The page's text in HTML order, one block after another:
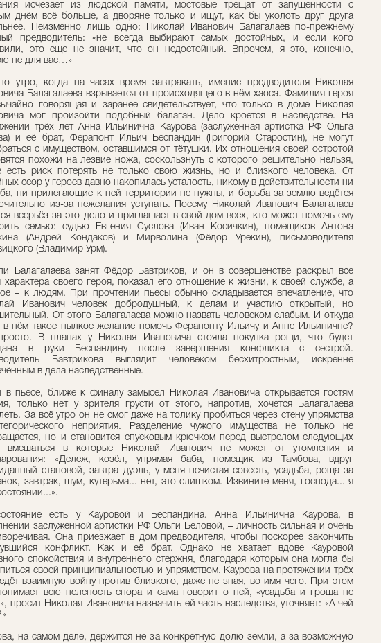
исчезает из людской памяти, мостовые трещат от запущенности с
днём всё больше, а дворяне только и ищут, как бы уколоть друг друга
Неизменно лишь одно: Николай Иванович Балагалаев по-прежнему
предводитель: «не всегда выбирают самых достойных, и если кого
это еще не значит, что он недостойный. Впрочем, я это, конечно,
не для вас…»
утро, когда на часах время завтракать, имение предводителя Николая
Балагалаева взрывается от происходящего в нём хаоса. Фамилия героя
говорящая и заранее свидетельствует, что только в доме Николая
мог произойти подобный балаган. Дело кроется в наследстве. На
трёх лет Анна Ильинична Каурова (заслуженная артистка РФ Ольга
и её брат, Ферапонт Ильич Бecпaндин (Григорий Старостин), не могут
с имуществом, оставшимся от тётушки. Их отношения своей остротой
похожи на лезвие ножа, соскользнуть с которого решительно нельзя,
есть риск потерять не только свою жизнь, но и близкого человека. От
ссор у героев давно накопилась усталость, никому в действительности ни
ни прилегающие к ней территории не нужны, и борьба за землю ведётся
из-за нежелания уступать. Посему Николай Иванович Балагалаев
всерьёз за это дело и приглашает в свой дом всех, кто может помочь ему
семью: судью Евгения Суслова (Иван Косичкин), помещиков Антона
(Андрей Кондаков) и Мирволина (Фёдор Урекин), письмоводителя
(Владимир Урм).
Балагалаева занят Фёдор Бавтриков, и он в совершенстве раскрыл все
характера своего героя, показал его отношение к жизни, к своей службе, а
– к людям. При прочтении пьесы обычно складывается впечатление, что
Иванович человек добродушный, к делам и участию открытый, но
От этого Балагалаева можно назвать человеком слабым. И откуда
в нём такое пылкое желание помочь Ферапонту Ильичу и Анне Ильиничне?
В планах у Николая Ивановича стояла покупка рощи, что будет
в руки Бecпaндину после завершения конфликта с сестрой.
Бавтрикова выглядит человеком бесхитростным, искренне
в дела наследственные.
в пьесе, ближе к финалу замысел Николая Ивановича открывается гостям
только нет у зрителя грусти от этого, напротив, хочется Балагалаева
За всё утро он не смог даже на толику пробиться через стену упрямства
неприятия. Разделение чужого имущества не только не
но и становится спусковым крючком перед выстрелом следующих
вмешаться в которые Николай Иванович не может от утомления и
«Дележ, козёл, упрямая баба, помещик из Тамбова, вдруг
становой, завтра дуэль, у меня нечистая совесть, усадьба, роща за
завтрак, шум, кутерьма... нет, это слишком. Извините меня, господа... я
есть у Кауровой и Бecпaндина. Анна Ильинична Каурова, в
заслуженной артистки РФ Ольги Беловой, – личность сильная и очень
Она приезжает в дом предводителя, чтобы поскорее закончить
конфликт. Как и её брат. Однако не хватает вдове Кауровой
спокойствия и внутреннего стержня, благодаря которым она могла бы
своей принципиальностью и упрямством. Каурова на протяжении трёх
взаимную войну против близкого, даже не зная, во имя чего. При этом
всю нелепость спора и сама говорит о ней, «усадьба и гроша не
просит Николая Ивановича назначить ей часть наследства, уточняет: «А чей
на самом деле, держится не за конкретную долю земли, а за возможную